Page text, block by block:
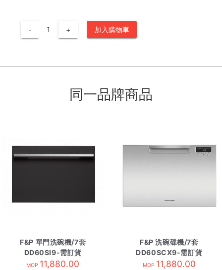
- + 加入購物車
同一品牌商品
F&P 單門洗碗機/7套
DD60SI9-需訂貨
MOP 11,880.00
F&P 洗碗碟機/7套
DD60SCX9-需訂貨
MOP 11,880.00